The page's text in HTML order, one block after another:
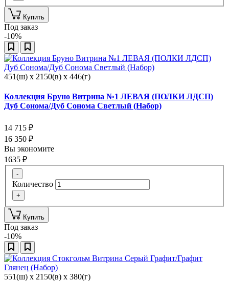
Купить
Под заказ
-10%
451(ш) x 2150(в) x 446(г)
Коллекция Бруно Витрина №1 ЛЕВАЯ (ПОЛКИ ЛДСП)
Дуб Сонома/Дуб Сонома Светлый (Набор)
14 715 ₽
16 350 ₽
Вы экономите
1635 ₽
-
Количество
+
Купить
Под заказ
-10%
551(ш) x 2150(в) x 380(г)